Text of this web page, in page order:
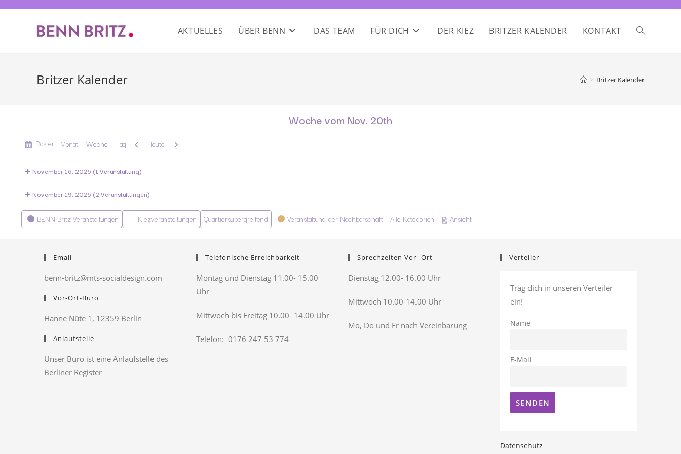
AKTUELLES ÜBER BENN DAS TEAM FÜR DICH DER KIEZ BRITZER KALENDER KONTAKT
Britzer Kalender > Britzer Kalender
Woche vom Nov. 20th
Anzeigen
Raster Monat Woche Tag Zurück
Heute Weiter
November 16, 2026 (1 Veranstaltung)
November 19, 2026 (2 Veranstaltungen)
Kategorien
BENN Britz Veranstaltungen Kiezveranstaltungen Quartiersübergreifend Veranstaltung der Nachbarschaft Alle Kategorien Ansichtausdrucken
Email
benn-britz@mts-socialdesign.com
Vor-Ort-Büro
Hanne Nüte 1, 12359 Berlin
Anlaufstelle
Unser Büro ist eine Anlaufstelle des
Berliner Register
Telefonische Erreichbarkeit
Montag und Dienstag 11.00- 15.00
Uhr
Mittwoch bis Freitag 10.00- 14.00 Uhr
Telefon: 0176 247 53 774
Sprechzeiten Vor- Ort
Dienstag 12.00- 16.00 Uhr
Mittwoch 10.00-14.00 Uhr
Mo, Do und Fr nach Vereinbarung
Verteiler
Trag dich in unseren Verteiler
ein!
Name
E-Mail
Datenschutz